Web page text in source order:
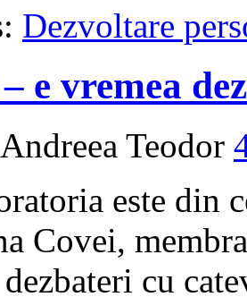
Dezvoltare
e vremea
Teodor
este din
Covei,
cu